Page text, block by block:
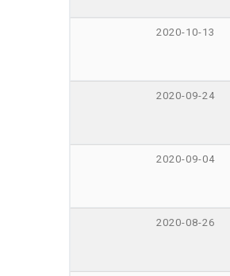
2020-10-13
2020-09-24
2020-09-04
2020-08-26